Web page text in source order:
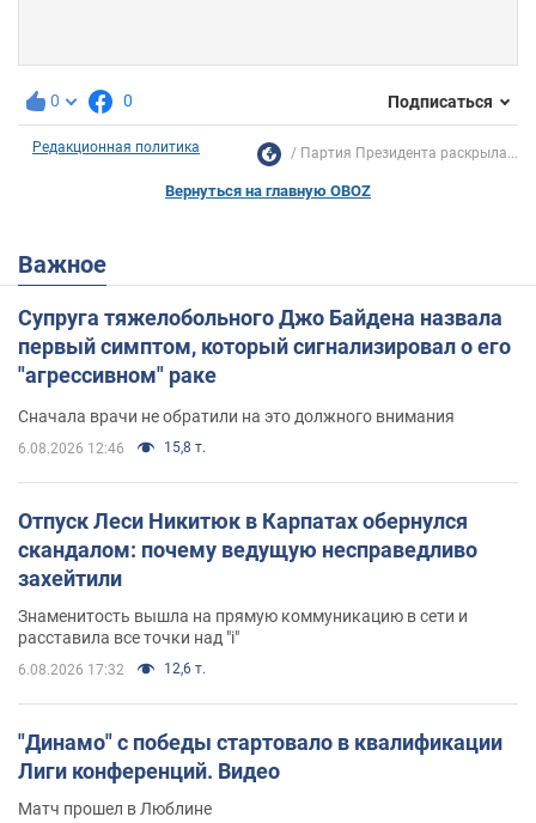
0 0 Подписаться
Редакционная политика Партия Президента раскрыла...
Вернуться на главную OBOZ
Важное
Супруга тяжелобольного Джо Байдена назвала
первый симптом, который сигнализировал о его
"агрессивном" раке
Сначала врачи не обратили на это должного внимания
6.08.2026 12:46 15,8 т.
Отпуск Леси Никитюк в Карпатах обернулся
скандалом: почему ведущую несправедливо
захейтили
Знаменитость вышла на прямую коммуникацию в сети и
расставила все точки над "i"
6.08.2026 17:32 12,6 т.
"Динамо" с победы стартовало в квалификации
Лиги конференций. Видео
Матч прошел в Люблине